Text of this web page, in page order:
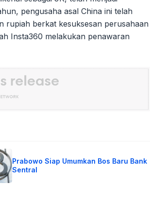
pengusaha asal China ini telah
rupiah berkat kesuksesan perusahaan
Insta360 melakukan penawaran
Prabowo Siap Umumkan Bos Baru Bank
Sentral